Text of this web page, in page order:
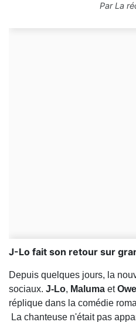
ParLa
J-Lo fait son retour sur
Depuis quelques jours, la
sociaux. J-Lo, Maluma et
réplique dans la comédie
La chanteuse n'était pas